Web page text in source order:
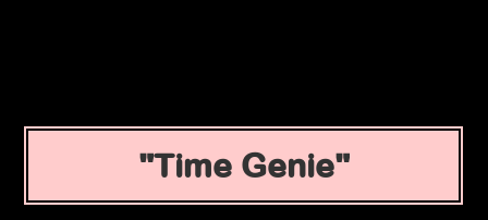
Time Genie